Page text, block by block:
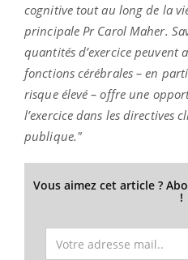
cognitive tout au long de la
principale Pr Carol Maher.
quantités d’exercice peuvent
fonctions cérébrales – en
risque élevé – offre une
l’exercice dans les directives
publique."
Vous aimez cet article ?
!